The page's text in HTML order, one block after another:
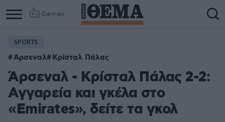
Games
SPORTS
Άρσεναλ Κρίσταλ Πάλας
Άρσεναλ - Κρίσταλ Πάλας 2-2:
Αγγαρεία και γκέλα στο
«Emirates», δείτε τα γκολ